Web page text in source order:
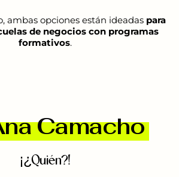
ambas opciones están ideadas para
de negocios con programas
formativos.
Camacho
¡¿Quién?!